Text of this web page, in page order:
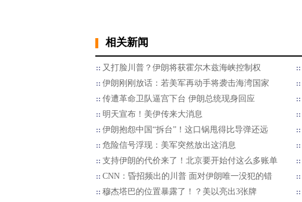
相关新闻
又打脸川普？伊朗将获霍尔木兹海峡控制权
伊朗刚刚放话：若美军再动手将袭击海湾国家
传遭革命卫队逼宫下台 伊朗总统现身回应
明天宣布！美伊传来大消息
伊朗抱怨中国“拆台”！这口锅甩得比导弹还远
危险信号浮现：美军突然放出这消息
支持伊朗的代价来了！北京要开始付这么多账单
CNN：昏招频出的川普 面对伊朗唯一没犯的错
穆杰塔巴的位置暴露了！？美以亮出3张牌